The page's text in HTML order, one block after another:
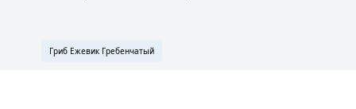
Гриб Ежевик Гребенчатый